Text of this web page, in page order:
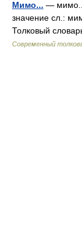
Мимо... —
значение сл.:
Толковый
Современный